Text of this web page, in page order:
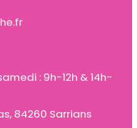
: 9h-12h & 14h-
84260 Sarrians